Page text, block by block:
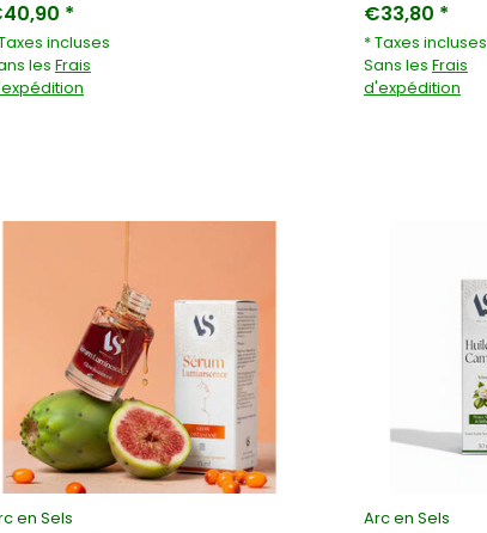
*
incluses
les Frais
€33,80 *
* Taxes incluses
Sans les Frais
d'expédition
en Sels Arc en Sels